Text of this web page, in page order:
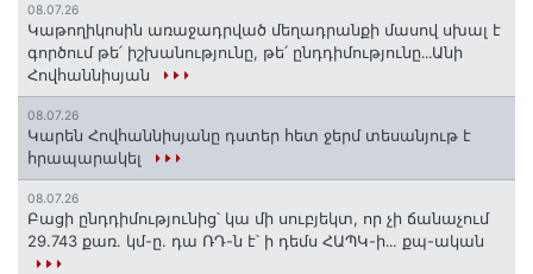
08.07.26
Կաթողիկոսին առաջադրված մեղադրանքի մասով սխալ է
գործում թե՛ իշխանությունը, թե՛ ընդդիմությունը․․․Անի
Հովհաննիսյան
08.07.26
Կարեն Հովհաննիսյանը դստեր հետ ջերմ տեսանյութ է
հրապարակել
08.07.26
Բացի ընդդիմությունից՝ կա մի սուբյեկտ, որ չի ճանաչում
29.743 քառ. կմ-ը. դա ՌԴ-ն է՝ ի դեմս ՀԱՊԿ-ի․․. քպ-ական